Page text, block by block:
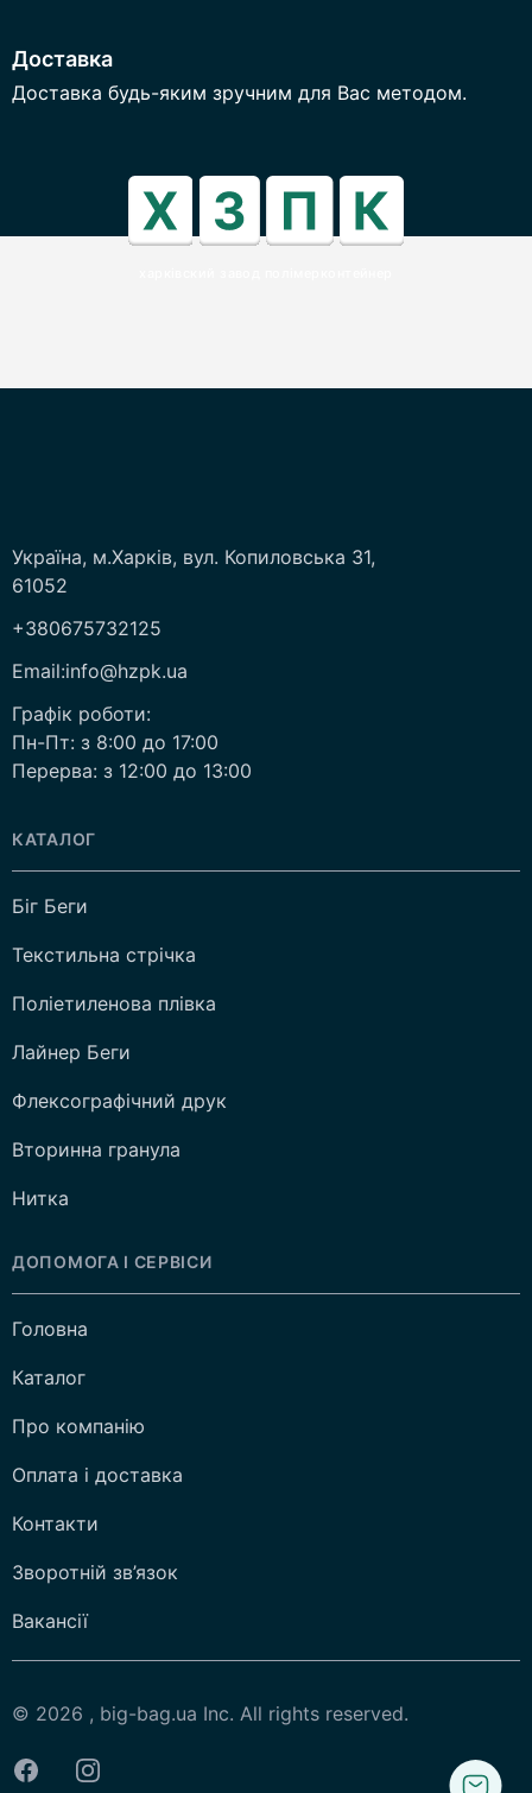
Доставка
Доставка будь-яким зручним для Вас методом.
Україна, м.Харків, вул. Копиловська 31,
61052
+380675732125
Email:info@hzpk.ua
Графік роботи:
Пн-Пт: з 8:00 до 17:00
Перерва: з 12:00 до 13:00
КАТАЛОГ
Біг Беги
Текстильна стрічка
Поліетиленова плівка
Лайнер Беги
Флексографічний друк
Вторинна гранула
Нитка
ДОПОМОГА І СЕРВІСИ
Головна
Каталог
Про компанію
Оплата і доставка
Контакти
Зворотній зв’язок
Вакансії
© 2026 , big-bag.ua Inc. All rights reserved.